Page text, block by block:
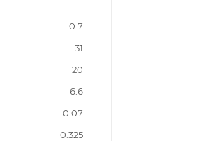
0.7
31
20
6.6
0.07
0.325